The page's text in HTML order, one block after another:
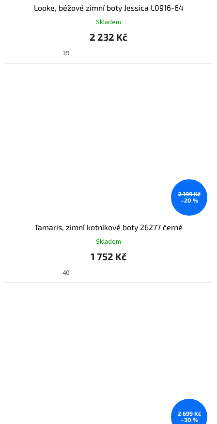
Looke, béžové zimní boty Jessica L0916-64
Skladem
2 232 Kč
39
2 199 Kč
–20 %
Tamaris, zimní kotníkové boty 26277 černé
Skladem
1 752 Kč
40
2 699 Kč
–30 %